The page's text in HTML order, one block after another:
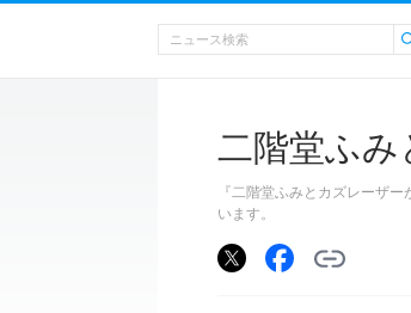
二階堂ふみ
『二階堂ふみとカズレーザ
います。